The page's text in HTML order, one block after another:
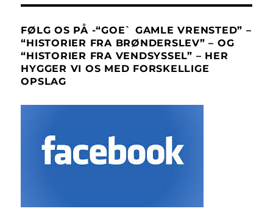
FØLG OS PÅ -“GOE` GAMLE VRENSTED” –
“HISTORIER FRA BRØNDERSLEV” – OG
“HISTORIER FRA VENDSYSSEL” – HER
HYGGER VI OS MED FORSKELLIGE
OPSLAG